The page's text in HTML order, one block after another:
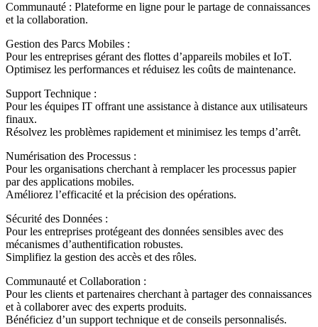
Communauté : Plateforme en ligne pour le partage de connaissances
et la collaboration.
Gestion des Parcs Mobiles :
Pour les entreprises gérant des flottes d’appareils mobiles et IoT.
Optimisez les performances et réduisez les coûts de maintenance.
Support Technique :
Pour les équipes IT offrant une assistance à distance aux utilisateurs
finaux.
Résolvez les problèmes rapidement et minimisez les temps d’arrêt.
Numérisation des Processus :
Pour les organisations cherchant à remplacer les processus papier
par des applications mobiles.
Améliorez l’efficacité et la précision des opérations.
Sécurité des Données :
Pour les entreprises protégeant des données sensibles avec des
mécanismes d’authentification robustes.
Simplifiez la gestion des accès et des rôles.
Communauté et Collaboration :
Pour les clients et partenaires cherchant à partager des connaissances
et à collaborer avec des experts produits.
Bénéficiez d’un support technique et de conseils personnalisés.